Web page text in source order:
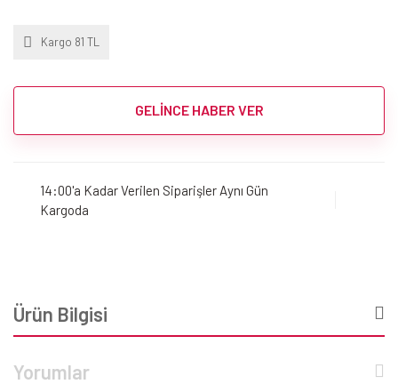
Kargo 81 TL
GELİNCE HABER VER
14:00'a Kadar Verilen Siparişler Aynı Gün
Kargoda
Ürün Bilgisi
Yorumlar